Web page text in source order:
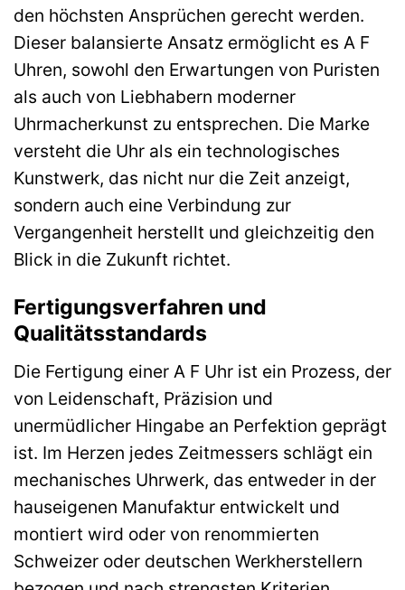
den höchsten Ansprüchen gerecht werden.
Dieser balansierte Ansatz ermöglicht es A F
Uhren, sowohl den Erwartungen von Puristen
als auch von Liebhabern moderner
Uhrmacherkunst zu entsprechen. Die Marke
versteht die Uhr als ein technologisches
Kunstwerk, das nicht nur die Zeit anzeigt,
sondern auch eine Verbindung zur
Vergangenheit herstellt und gleichzeitig den
Blick in die Zukunft richtet.
Fertigungsverfahren und
Qualitätsstandards
Die Fertigung einer A F Uhr ist ein Prozess, der
von Leidenschaft, Präzision und
unermüdlicher Hingabe an Perfektion geprägt
ist. Im Herzen jedes Zeitmessers schlägt ein
mechanisches Uhrwerk, das entweder in der
hauseigenen Manufaktur entwickelt und
montiert wird oder von renommierten
Schweizer oder deutschen Werkherstellern